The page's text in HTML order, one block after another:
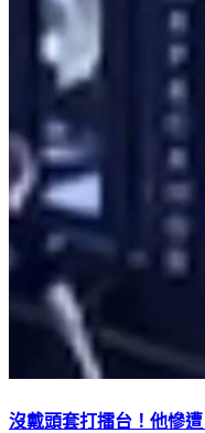
沒戴頭套打擂台！他慘